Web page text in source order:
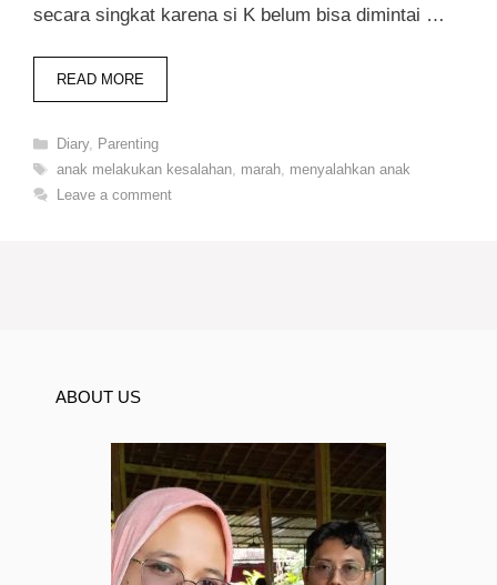
secara singkat karena si K belum bisa dimintai …
READ MORE
Categories
Diary, Parenting
Tags
anak melakukan kesalahan, marah, menyalahkan anak
Leave a comment
ABOUT US